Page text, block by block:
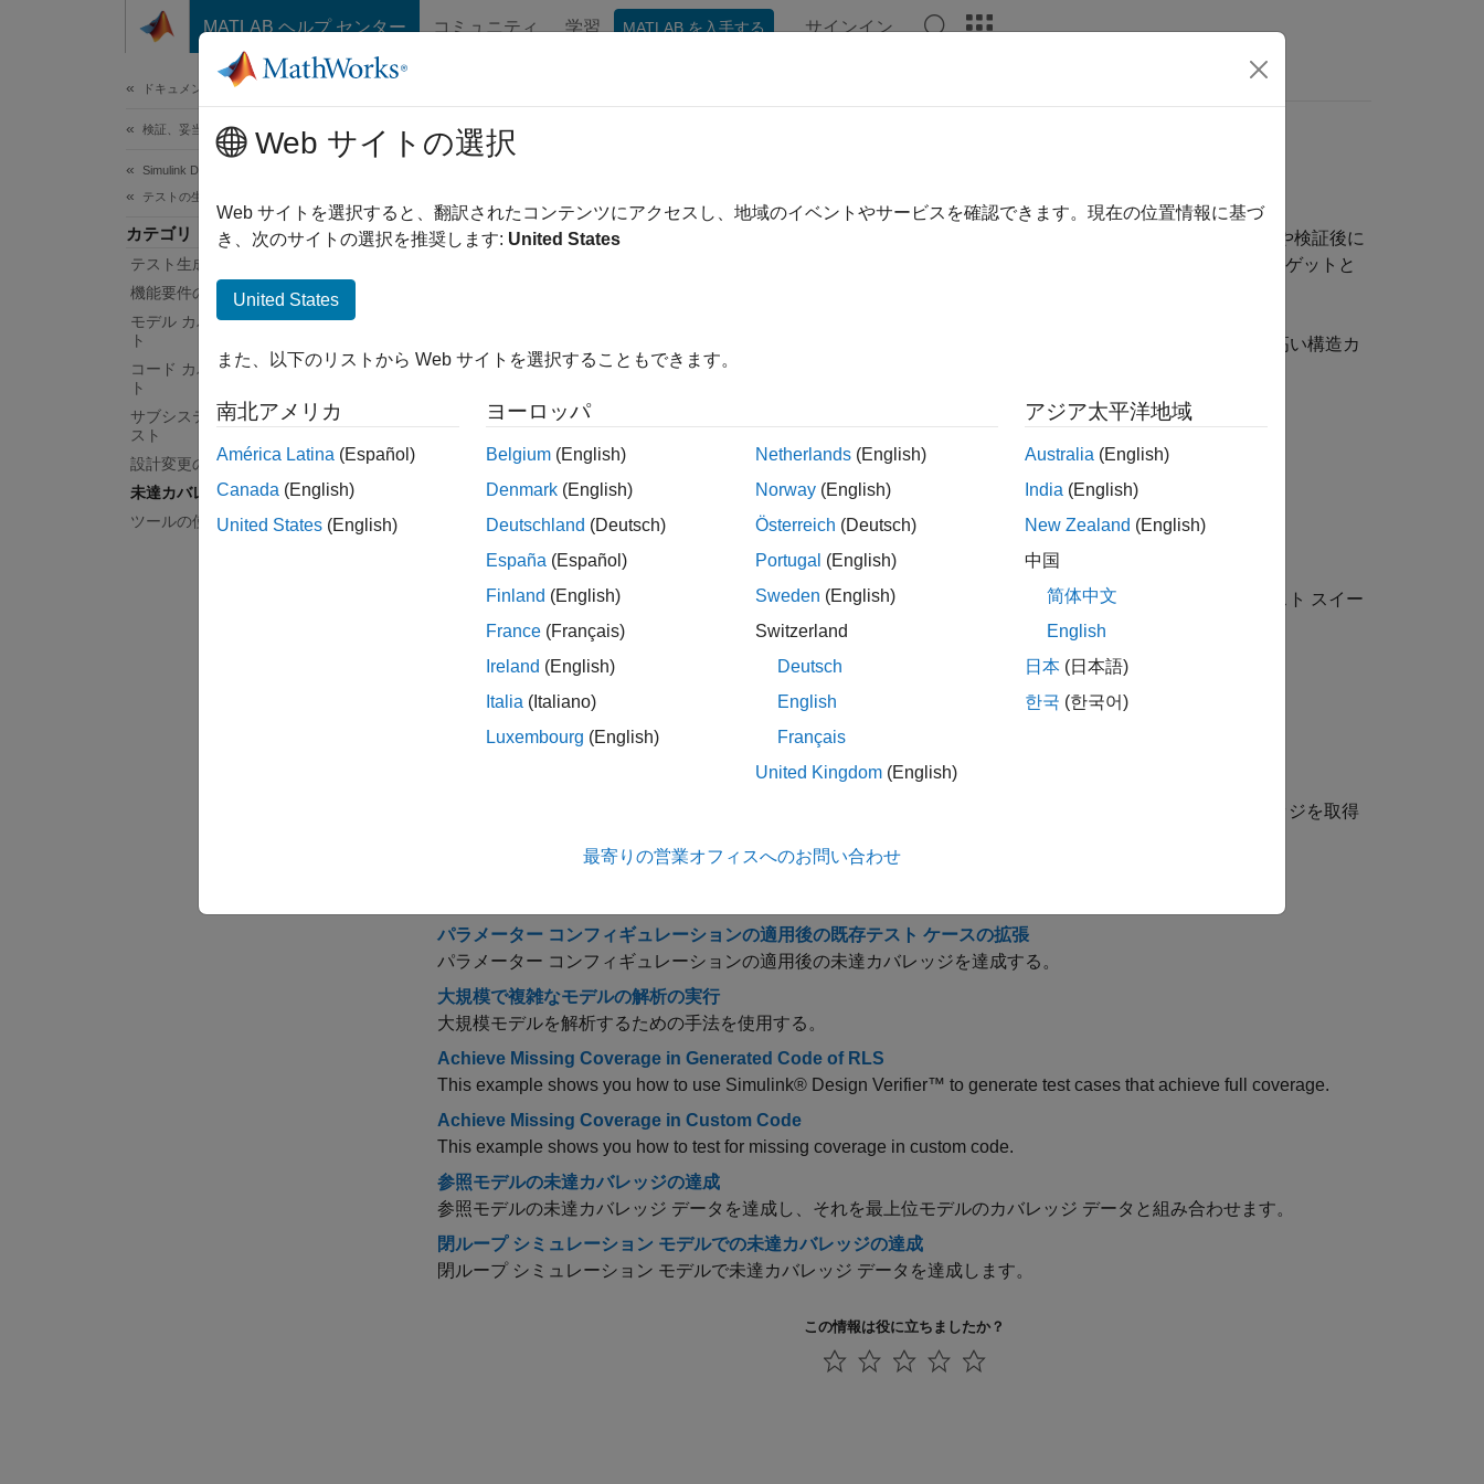
コンテンツへスキップ
MATLAB ヘルプ センター コミュニティ 学習 MATLAB を入手する サインイン
ドキュメンテーションのホーム
検証、妥当性確認、テスト
Simulink Design Verifier
テストの生成
カテゴリ
テスト生成の基礎
機能要件のテスト
モデル カバレッジ解析に対するテス
ト
コード カバレッジ解析に対するテス
ト
サブシステムと参照モデルに対するテ
スト
設計変更のテスト
未達カバレッジの達成
ツールの使い方と結果の処理
未達カバレッジの達成
ギャップを特定して包括的なテストを生成する
Simulink ® Design Verifier™
を使用することで、モデルまたは生成コードにおいて、初期シミュレーションや検証後に
まだテストされていない部分を特定し、対処することができます。これらのカバーされていない要素をターゲットと
テストされていないロジック パスを特定し、実行することで、ISO 26262、DO-178C、IEC 61508 など、高い構造カ
バレッジを求める規格への準拠に役立ちます。
トピック
未達カバレッジの達成
既存テスト ケースを拡張して、完全なテスト スイートを作成するタイミングを説明します。
既存テスト ケースの定義および拡張
この例では、Simulink® Design Verifier™ でタイム ステップを追加してテスト ケースを拡張し、完全なテスト スイー
トを効率的に生成する方法を説明します。
時相論理を含むモデルのテスト ケースの拡張
既存テスト ケースを拡張して、モデル内の閉ループ システムを解析します。
この例では、Simulink® Design Verifier™ を使用して既存のテスト スイートを拡張し、未達モデル カバレッジを取得
パラメーター コンフィギュレーションの適用後の既存テスト ケースの拡張
パラメーター コンフィギュレーションの適用後の未達カバレッジを達成する。
大規模で複雑なモデルの解析の実行
大規模モデルを解析するための手法を使用する。
Achieve Missing Coverage in Generated Code of RLS
This example shows you how to use Simulink® Design Verifier™ to generate test cases that achieve full coverage.
Achieve Missing Coverage in Custom Code
This example shows you how to test for missing coverage in custom code.
参照モデルの未達カバレッジの達成
参照モデルの未達カバレッジ データを達成し、それを最上位モデルのカバレッジ データと組み合わせます。
閉ループ シミュレーション モデルでの未達カバレッジの達成
閉ループ シミュレーション モデルで未達カバレッジ データを達成します。
この情報は役に立ちましたか？
Web サイトの選択
Web サイトを選択すると、翻訳されたコンテンツにアクセスし、地域のイベントやサービスを確認できます。現在の位置情報に基づ
き、次のサイトの選択を推奨します: United States
United States
また、以下のリストから Web サイトを選択することもできます。
南北アメリカ
América Latina (Español)
Canada (English)
United States (English)
ヨーロッパ
Belgium (English)
Denmark (English)
Deutschland (Deutsch)
España (Español)
Finland (English)
France (Français)
Ireland (English)
Italia (Italiano)
Luxembourg (English)
Netherlands (English)
Norway (English)
Österreich (Deutsch)
Portugal (English)
Sweden (English)
Switzerland
Deutsch
English
Français
United Kingdom (English)
アジア太平洋地域
Australia (English)
India (English)
New Zealand (English)
中国
简体中文
English
日本 (日本語)
한국 (한국어)
最寄りの営業オフィスへのお問い合わせ